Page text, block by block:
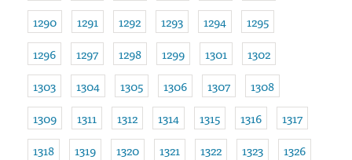
1290
1291 1292 1293 1294
1295
1296
1297 1298 1299 1301
1302
1303
1304 1305 1306 1307
1308
1309
1311 1312 1314 1315 1316
1317
1318
1319 1320 1321 1322 1323
1326